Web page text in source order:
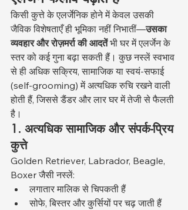
किसी कुत्ते के एलर्जेनिक होने में केवल उसकी
जैविक विशेषताएँ ही भूमिका नहीं निभातीं—उसका
व्यवहार और रोज़मर्रा की आदतें भी घर में एलर्जेन के
स्तर को कई गुना बढ़ा सकती हैं। कुछ नस्लें स्वभाव
से ही अधिक सक्रिय, सामाजिक या स्वयं-सफाई
(self-grooming) में अत्यधिक रुचि रखने वाली
होती हैं, जिससे डैंडर और लार घर में तेजी से फैलती
है।
1. अत्यधिक सामाजिक और संपर्क-प्रिय
कुत्ते
Golden Retriever, Labrador, Beagle,
Boxer जैसी नस्लें:
लगातार मालिक से चिपकती हैं
सोफे, बिस्तर और कुर्सियों पर चढ़ जाती हैं